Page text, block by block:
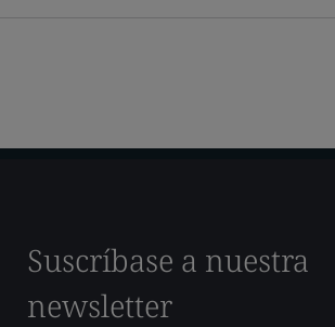
Suscríbase a nuestra
newsletter